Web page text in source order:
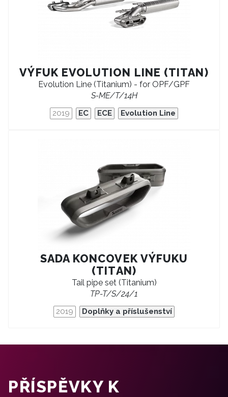
VÝFUK EVOLUTION LINE (TITAN)
Evolution Line (Titanium) - for OPF/GPF
S-ME/T/14H
2019 EC ECE Evolution Line
SADA KONCOVEK VÝFUKU
(TITAN)
Tail pipe set (Titanium)
TP-T/S/24/1
2019 Doplňky a příslušenství
PŘÍSPĚVKY K